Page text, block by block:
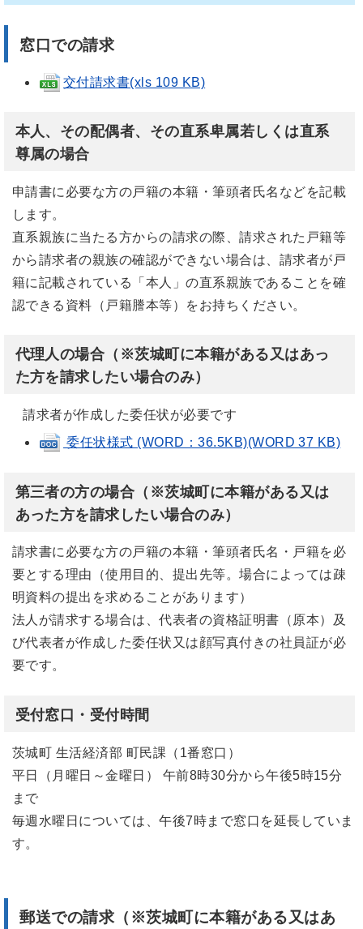
窓口での請求
交付請求書(xls 109 KB)
本人、その配偶者、その直系卑属若しくは直系
尊属の場合
申請書に必要な方の戸籍の本籍・筆頭者氏名などを記載
します。
直系親族に当たる方からの請求の際、請求された戸籍等
から請求者の親族の確認ができない場合は、請求者が戸
籍に記載されている「本人」の直系親族であることを確
認できる資料（戸籍謄本等）をお持ちください。
代理人の場合（※茨城町に本籍がある又はあっ
た方を請求したい場合のみ）
請求者が作成した委任状が必要です
委任状様式 (WORD：36.5KB)(WORD 37 KB)
第三者の方の場合（※茨城町に本籍がある又は
あった方を請求したい場合のみ）
請求書に必要な方の戸籍の本籍・筆頭者氏名・戸籍を必
要とする理由（使用目的、提出先等。場合によっては疎
明資料の提出を求めることがあります）
法人が請求する場合は、代表者の資格証明書（原本）及
び代表者が作成した委任状又は顔写真付きの社員証が必
要です。
受付窓口・受付時間
茨城町 生活経済部 町民課（1番窓口）
平日（月曜日～金曜日） 午前8時30分から午後5時15分
まで
毎週水曜日については、午後7時まで窓口を延長していま
す。
郵送での請求（※茨城町に本籍がある又はあ